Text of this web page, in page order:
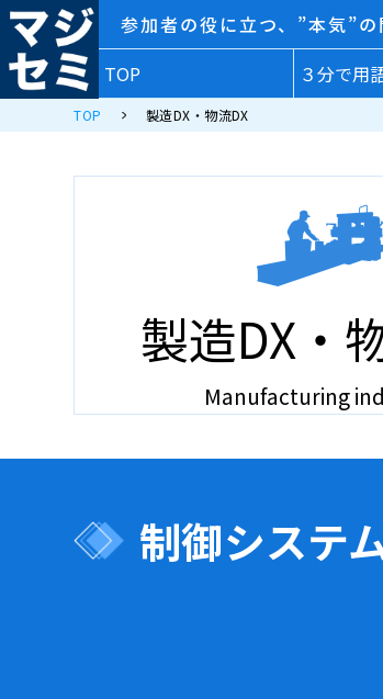
参加者の役に立つ、”本気”
TOP
３分で用
TOP 製造DX・物流DX
製造DX・
Manufacturing
制御システ